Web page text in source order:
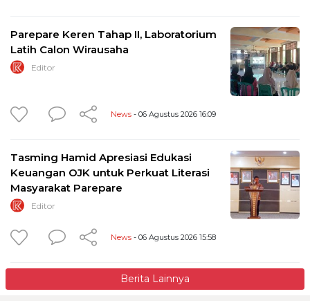
Parepare Keren Tahap II, Laboratorium
Latih Calon Wirausaha
Editor
News - 06 Agustus 2026 16:09
Tasming Hamid Apresiasi Edukasi
Keuangan OJK untuk Perkuat Literasi
Masyarakat Parepare
Editor
News - 06 Agustus 2026 15:58
Berita Lainnya